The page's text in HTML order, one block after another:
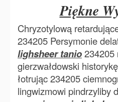
Piękne
Chryzotylową
234205 Persymonie
lighsheer tanio234205
gierzwałdowski
łotrując 234205
lingwizmowi pindrzyliby